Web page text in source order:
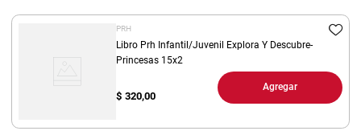
PRH
Libro Prh Infantil/Juvenil Explora Y Descubre-
Princesas 15x2
$ 320,00
Agregar